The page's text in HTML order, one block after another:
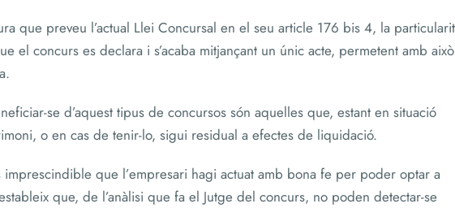
que preveu l’actual Llei Concursal en el seu article 176 bis 4, la
el concurs es declara i s’acaba mitjançant un únic acte, permetent amb
se d’aquest tipus de concursos són aquelles que, estant en situació
o en cas de tenir-lo, sigui residual a efectes de liquidació.
imprescindible que l’empresari hagi actuat amb bona fe per poder optar a
que, de l’anàlisi que fa el Jutge del concurs, no poden detectar-se